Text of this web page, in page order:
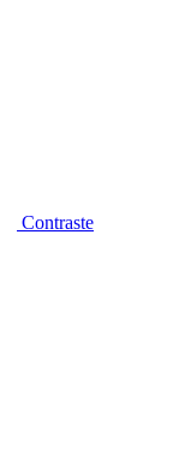
Contraste